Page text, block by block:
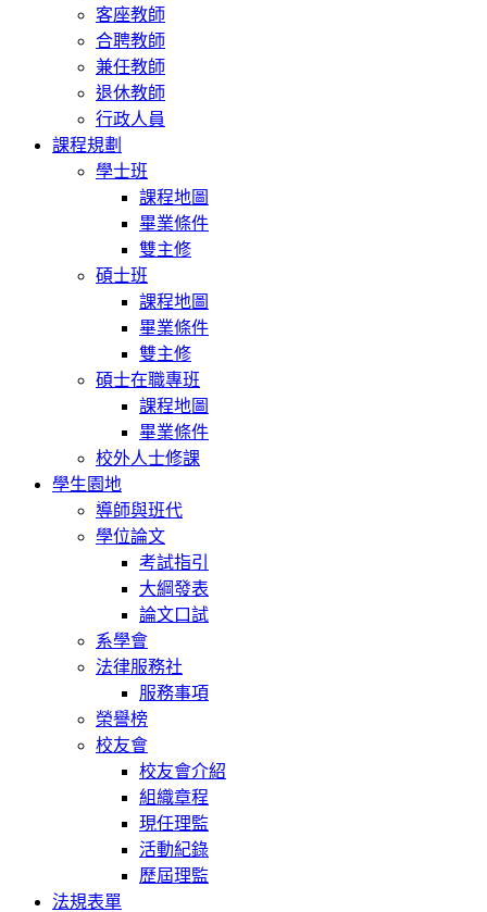
客座教師
合聘教師
兼任教師
退休教師
行政人員
課程規劃
學士班
課程地圖
畢業條件
雙主修
碩士班
課程地圖
畢業條件
雙主修
碩士在職專班
課程地圖
畢業條件
校外人士修課
學生園地
導師與班代
學位論文
考試指引
大綱發表
論文口試
系學會
法律服務社
服務事項
榮譽榜
校友會
校友會介紹
組織章程
現任理監
活動紀錄
歷屆理監
法規表單